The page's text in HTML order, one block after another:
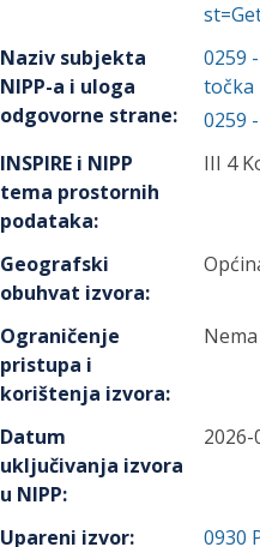
Naziv subjekta
NIPP-a i uloga
odgovorne strane:
0259
točka
0259
INSPIRE i NIPP
tema prostornih
podataka:
III 4
Geografski
obuhvat izvora:
Ograničenje
pristupa i
korištenja izvora:
Datum
uključivanja izvora
u NIPP:
2026-
Upareni izvor: 0930